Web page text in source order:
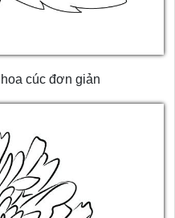
cúc đơn giản